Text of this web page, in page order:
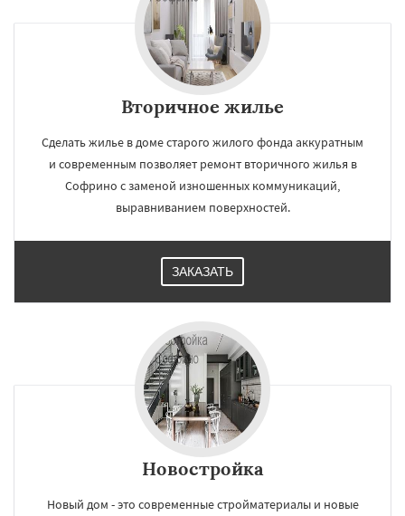
Вторичное жилье
Сделать жилье в доме старого жилого фонда аккуратным
и современным позволяет ремонт вторичного жилья в
Софрино с заменой изношенных коммуникаций,
выравниванием поверхностей.
ЗАКАЗАТЬ
Новостройка
Новый дом - это современные стройматериалы и новые